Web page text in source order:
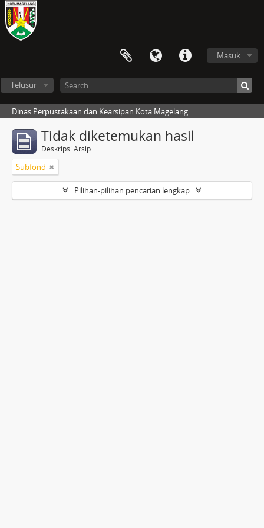
Masuk
Telusur
Dinas Perpustakaan dan Kearsipan Kota Magelang
Tidak diketemukan hasil
Deskripsi Arsip
Subfond
Pilihan-pilihan pencarian lengkap